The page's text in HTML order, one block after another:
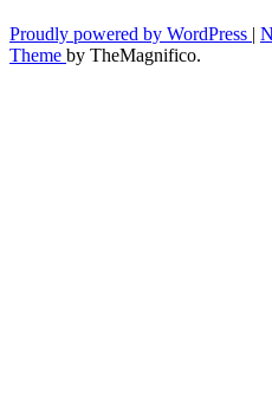
Proudly powered by WordPress |
Theme by TheMagnifico.